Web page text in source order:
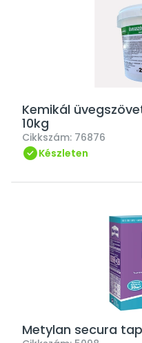
Kemikál
10kg
Cikkszám: 76876
Készleten
Metylan secura